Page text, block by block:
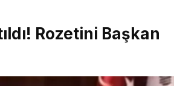
Rozetini Başkan